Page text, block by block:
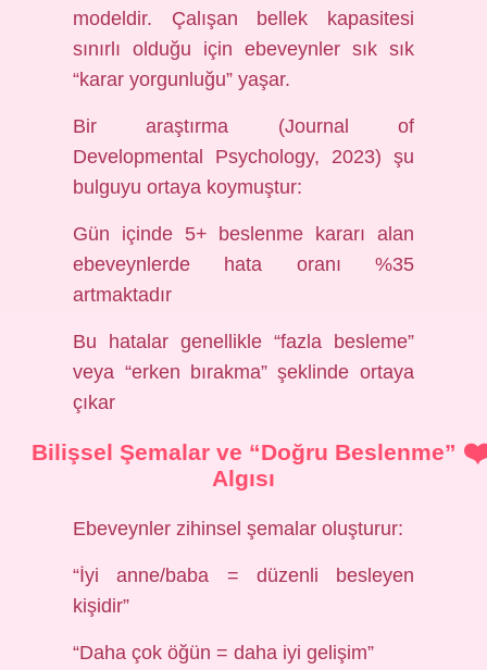
modeldir. Çalışan bellek kapasitesi
sınırlı olduğu için ebeveynler sık sık
“karar yorgunluğu” yaşar.
Bir araştırma (Journal of
Developmental Psychology, 2023) şu
bulguyu ortaya koymuştur:
Gün içinde 5+ beslenme kararı alan
ebeveynlerde hata oranı %35
artmaktadır
Bu hatalar genellikle “fazla besleme”
veya “erken bırakma” şeklinde ortaya
çıkar
Bilişsel Şemalar ve “Doğru Beslenme”
Algısı
Ebeveynler zihinsel şemalar oluşturur:
“İyi anne/baba = düzenli besleyen
kişidir”
“Daha çok öğün = daha iyi gelişim”